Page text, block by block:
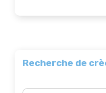
Recherche de